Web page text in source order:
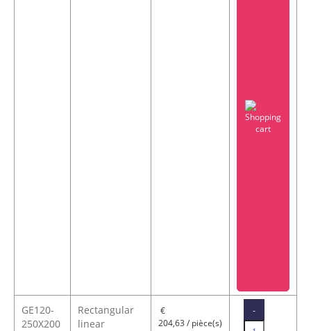
GE120-
250X200
Rectangular
linear
204,63 / pièce(s)